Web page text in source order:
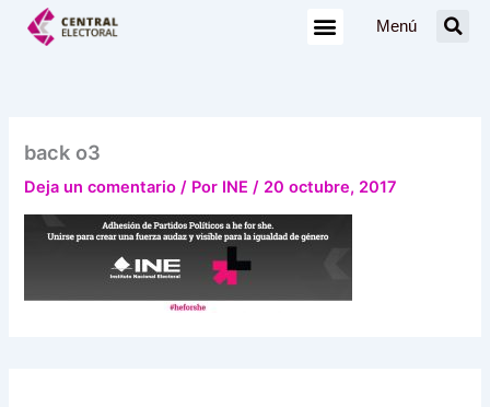
Menú
back o3
Deja un comentario / Por INE/ 20 octubre, 2017